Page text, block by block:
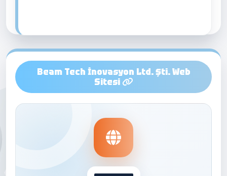
Beam Tech İnovasyon Ltd. Şti. Web
Sitesi